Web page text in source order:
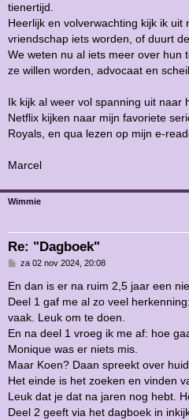
c
h
t
tienertijd.
Heerlijk en volverwachting kijk ik uit
vriendschap iets worden, of duurt
We weten nu al iets meer over hun
ze willen worden, advocaat en
Ik kijk al weer vol spanning uit naar
Netflix kijken naar mijn favoriete
Royals, en qua lezen op mijn e-
Marcel
Wimmie
Re: "Dagboek"
B
r
i
c
t
za 02 nov 2024, 20:08
En dan is er na ruim 2,5 jaar een
Deel 1 gaf me al zo veel
vaak. Leuk om te doen.
En na deel 1 vroeg ik me af: hoe
Monique was er niets mis.
Maar Koen? Daan spreekt over
Het einde is het zoeken en vinden
Leuk dat je dat na jaren nog hebt.
Deel 2 geeft via het dagboek in